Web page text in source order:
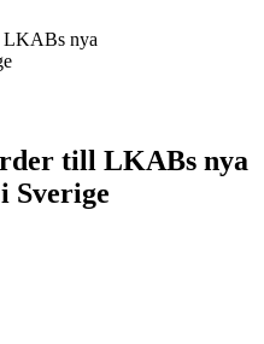
LKABs nya
till LKABs nya
Sverige